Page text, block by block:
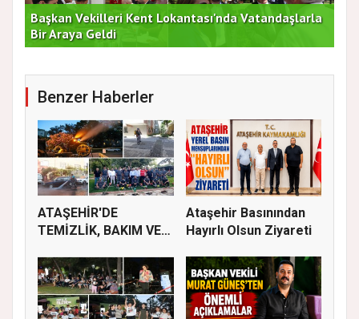
Başkan Vekilleri Kent Lokantası'nda Vatandaşlarla
Bir Araya Geldi
Benzer Haberler
ATAŞEHİR'DE
TEMİZLİK, BAKIM VE
Ataşehir Basınından
Hayırlı Olsun Ziyareti